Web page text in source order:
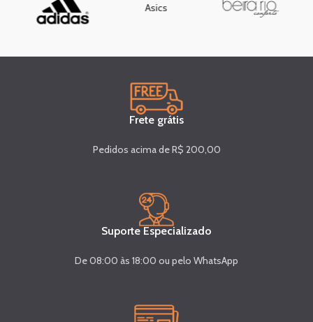
Asics
Frete grátis
Pedidos acima de R$ 200,00
Suporte Especializado
De 08:00 às 18:00 ou pelo WhatsApp